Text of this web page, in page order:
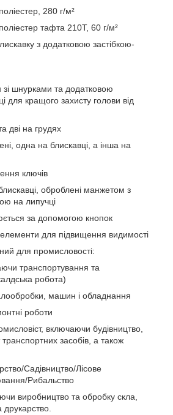
280 г/м²
тафта 210T, 60 г/м²
з додатковою застібкою-
шнурками та додатковою
для кращого захисту голови від
дві на грудях
одна на блискавці, а інша на
ключів
оброблені манжетом з
на липучці
за допомогою кнопок
елементи для підвищення видимості
для промисловості:
транспортування та
робота)
машин і обладнання
роботи
включаючи будівництво,
засобів, а також
Садівництво/Лісове
Рибальство
виробництво та обробку скла,
друкарство.